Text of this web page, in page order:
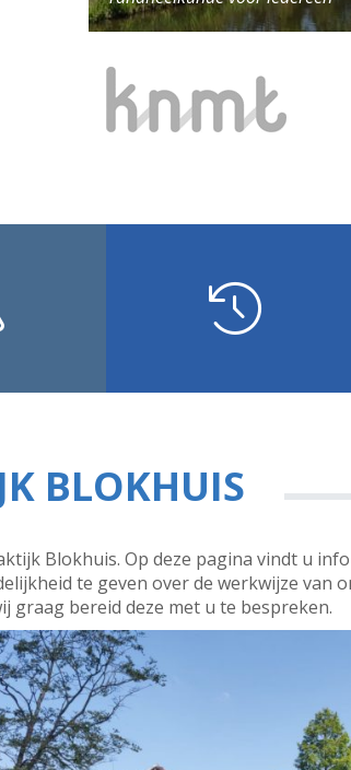
BLOKHUIS
Blokhuis. Op deze pagina vindt u
te geven over de werkwijze van
graag bereid deze met u te bespreken.